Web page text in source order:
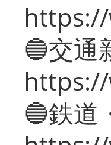
🔵交通
🔵鉄道